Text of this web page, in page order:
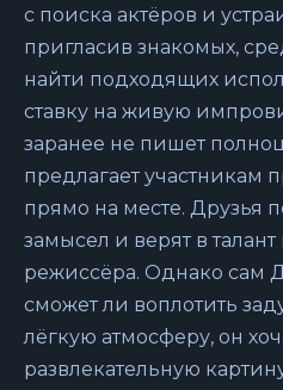
с поиска актёров и
пригласив знакомых,
найти подходящих
ставку на живую
заранее не пишет
предлагает участникам
прямо на месте. Друзья
замысел и верят в
режиссёра. Однако сам
сможет ли воплотить
лёгкую атмосферу, он
развлекательную